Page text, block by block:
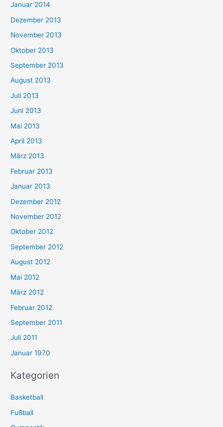
Januar 2014
Dezember 2013
November 2013
Oktober 2013
September 2013
August 2013
Juli 2013
Juni 2013
Mai 2013
April 2013
März 2013
Februar 2013
Januar 2013
Dezember 2012
November 2012
Oktober 2012
September 2012
August 2012
Mai 2012
März 2012
Februar 2012
September 2011
Juli 2011
Januar 1970
Kategorien
Basketball
Fußball